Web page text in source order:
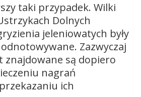
taki przypadek. Wilki
Dolnych
jeleniowatych były
Zazwyczaj
znajdowane są dopiero
nagrań
ich